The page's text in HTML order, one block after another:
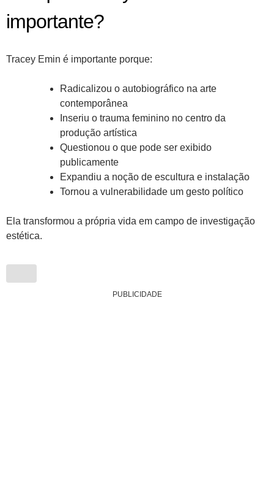
importante?
Tracey Emin é importante porque:
Radicalizou o autobiográfico na arte
contemporânea
Inseriu o trauma feminino no centro da
produção artística
Questionou o que pode ser exibido
publicamente
Expandiu a noção de escultura e instalação
Tornou a vulnerabilidade um gesto político
Ela transformou a própria vida em campo de investigação
estética.
PUBLICIDADE